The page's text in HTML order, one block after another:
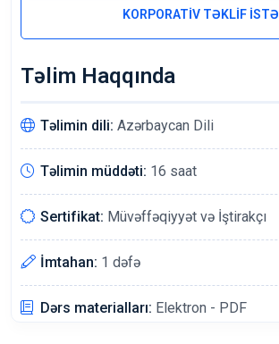
KORPORATİV TƏKLİF İSTƏ
Təlim Haqqında
Təlimin dili: Azərbaycan Dili
Təlimin müddəti: 16 saat
Sertifikat: Müvəffəqiyyət və İştirakçı
İmtahan: 1 dəfə
Dərs materialları: Elektron - PDF